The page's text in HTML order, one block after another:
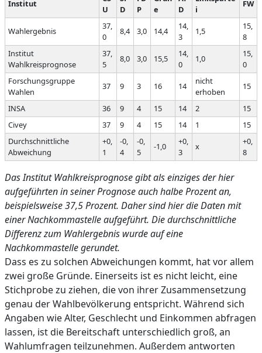
Institut
U
D
P
e
D
i
FW
Wahlergebnis
37,
0
8,4 3,0 14,4
14,
3
1,5
15,
8
Institut
Wahlkreisprognose
37,
5
8,0 3,0 15,5
14,
0
1,0
15,
0
Forschungsgruppe
Wahlen
37 9 3 16 14
nicht
erhoben
15
INSA 36 9 4 15 14 2
15
Civey
37 9 4 15 14 1
15
Durchschnittliche
Abweichung
+0,
1
-0,
4
-0,
5
-1,0
+0,
3
x
+0,
8
Das Institut Wahlkreisprognose gibt als einziges der hier
aufgeführten in seiner Prognose auch halbe Prozent an,
beispielsweise 37,5 Prozent. Daher sind hier die Daten mit
einer Nachkommastelle aufgeführt. Die durchschnittliche
Differenz zum Wahlergebnis wurde auf eine
Nachkommastelle gerundet.
Dass es zu solchen Abweichungen kommt, hat vor allem
zwei große Gründe. Einerseits ist es nicht leicht, eine
Stichprobe zu ziehen, die von ihrer Zusammensetzung
genau der Wahlbevölkerung entspricht. Während sich
Angaben wie Alter, Geschlecht und Einkommen abfragen
lassen, ist die Bereitschaft unterschiedlich groß, an
Wahlumfragen teilzunehmen. Außerdem antworten